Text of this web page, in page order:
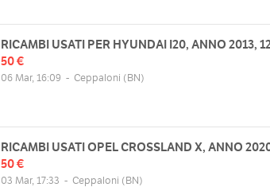
RICAMBI USATI PER HYUNDAI I20, ANNO 2013,
50 €
06 Mar, 16:09 - Ceppaloni (BN)
RICAMBI USATI OPEL CROSSLAND X, ANNO
50 €
03 Mar, 17:33 - Ceppaloni (BN)